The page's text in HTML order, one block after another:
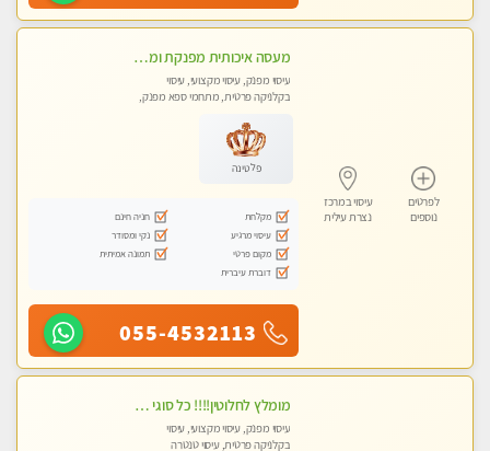
לפרטים
נוספים
עיסוי במרכז
נצרת עילית
מעסה איכותית מפנקת ומקצועית מאוד-עיסוי מרגיע ושקט במקום מדהים עיסוי מושקע מאוד לכל שרירי הגוף...מומלץ!! פרטי !!
עיסוי מפנק, עיסוי מקצועי, עיסוי
בקלניקה פרטית, מתחמי ספא מפנק,
פלטינה
מקלחת
חניה חינם
עיסוי מרגיע
נקי ומסודר
מקום פרטי
תמונה אמיתית
דוברת עיברית
055-4532113
מומלץ לחלוטין!!!! כל סוגי העיסויים מעסה מקצועית ואיכותית פרטי!!!
עיסוי מפנק, עיסוי מקצועי, עיסוי
בקלניקה פרטית, עיסוי טנטרה